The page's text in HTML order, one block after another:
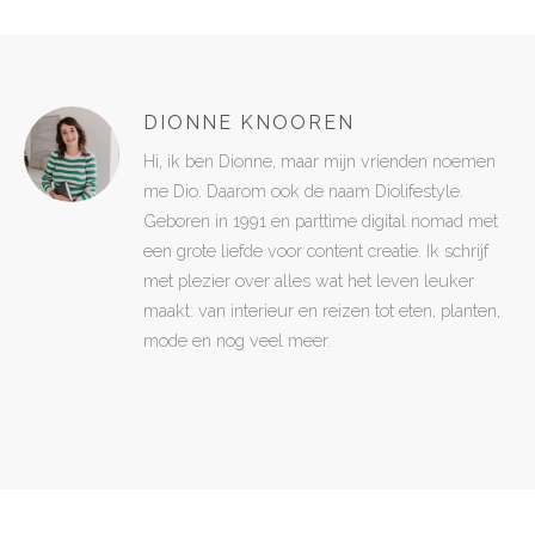
DIONNE KNOOREN
Hi, ik ben Dionne, maar mijn vrienden noemen
me Dio. Daarom ook de naam Diolifestyle.
Geboren in 1991 en parttime digital nomad met
een grote liefde voor content creatie. Ik schrijf
met plezier over alles wat het leven leuker
maakt: van interieur en reizen tot eten, planten,
mode en nog veel meer.